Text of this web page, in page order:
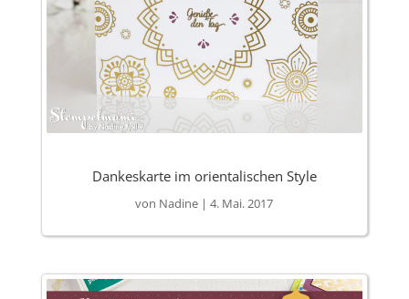
Dankeskarte im orientalischen Style
von Nadine |4. Mai. 2017